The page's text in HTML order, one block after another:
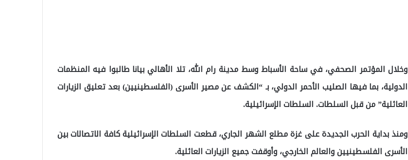
وخلال المؤتمر الصحفي، في ساحة الأسباط وسط مدينة رام الله، تلا الأهالي بيانا طالبوا فيه المنظمات
الدولية، بما فيها الصليب الأحمر الدولي، بـ “الكشف عن مصير الأسرى (الفلسطينيين) بعد تعليق الزيارات
العائلية” من قبل السلطات. السلطات الإسرائيلية.
ومنذ بداية الحرب الجديدة على غزة مطلع الشهر الجاري، قطعت السلطات الإسرائيلية كافة الاتصالات بين
الأسرى الفلسطينيين والعالم الخارجي، وأوقفت جميع الزيارات العائلية.